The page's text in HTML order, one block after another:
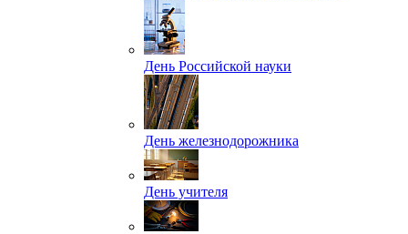
День Российской науки
День железнодорожника
День учителя